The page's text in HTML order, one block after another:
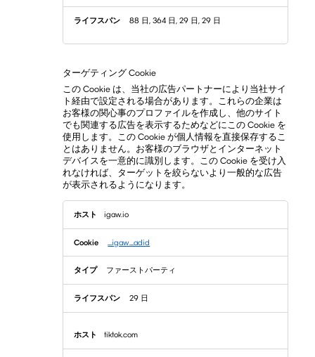
88 日, 364 日, 29 日, 29 日
ターゲティング Cookie
この Cookie は、当社の広告パートナーにより当社サイ
ト経由で設定される場合があります。これらの企業は
お客様の関心事のプロファイルを作成し、他のサイト
でも関連する広告を表示するためなどにこの Cookie を
使用します。この Cookie が個人情報を直接保存するこ
とはありません。お客様のブラウザとインターネット
デバイスを一意的に識別します。この Cookie を受け入
れなければ、ターゲットを絞らないより一般的な広告
が表示されるようになります。
タ
ゲ
igaw.io
__igaw__adid
ファーストパーティ
29 日
tiktok.com